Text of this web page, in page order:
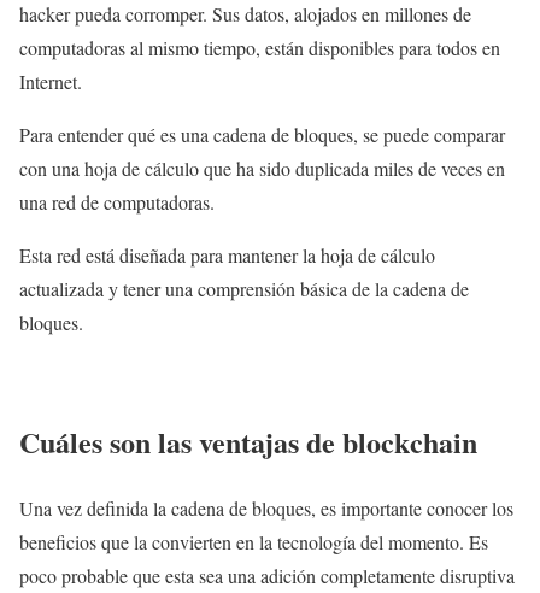
hacker pueda corromper. Sus datos, alojados en millones de
computadoras al mismo tiempo, están disponibles para todos en
Internet.
Para entender qué es una cadena de bloques, se puede comparar
con una hoja de cálculo que ha sido duplicada miles de veces en
una red de computadoras.
Esta red está diseñada para mantener la hoja de cálculo
actualizada y tener una comprensión básica de la cadena de
bloques.
Cuáles son las ventajas de blockchain
Una vez definida la cadena de bloques, es importante conocer los
beneficios que la convierten en la tecnología del momento. Es
poco probable que esta sea una adición completamente disruptiva